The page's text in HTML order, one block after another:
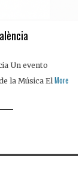
Un evento
la Música El More